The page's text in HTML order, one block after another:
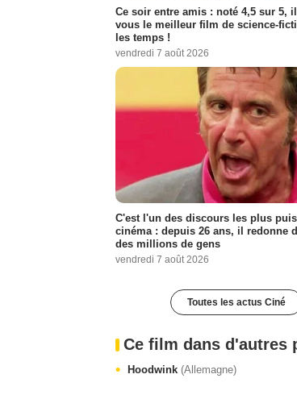
Ce soir entre amis : noté 4,5 sur 5,
vous le meilleur film de science-
les temps !
vendredi 7 août 2026
C'est l'un des discours les plus
cinéma : depuis 26 ans, il redonne
des millions de gens
vendredi 7 août 2026
Toutes les actus Ciné
Ce film dans d'autres
Hoodwink (Allemagne)